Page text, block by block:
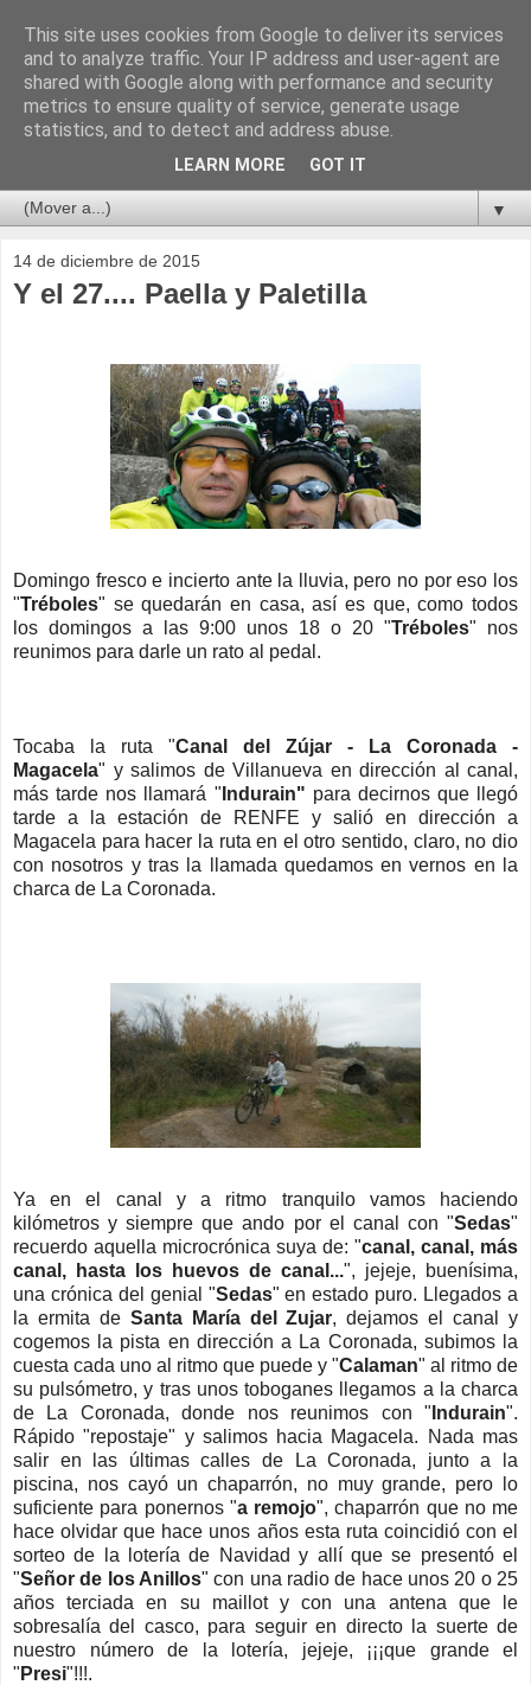
▼
14 de diciembre de 2015
Y el 27.... Paella y Paletilla
Domingo fresco e incierto ante la lluvia, pero no por eso los
"Tréboles" se quedarán en casa, así es que, como todos
los domingos a las 9:00 unos 18 o 20 "Tréboles" nos
reunimos para darle un rato al pedal.
Tocaba la ruta "Canal del Zújar - La Coronada -
Magacela" y salimos de Villanueva en dirección al canal,
más tarde nos llamará " Indurain" para decirnos que llegó
tarde a la estación de RENFE y salió en dirección a
Magacela para hacer la ruta en el otro sentido, claro, no dio
con nosotros y tras la llamada quedamos en vernos en la
charca de La Coronada.
Ya en el canal y a ritmo tranquilo vamos haciendo
kilómetros y siempre que ando por el canal con "Sedas"
recuerdo aquella microcrónica suya de: "canal, canal, más
canal, hasta los huevos de canal...", jejeje, buenísima,
una crónica del genial "Sedas" en estado puro. Llegados a
la ermita de Santa María del Zujar, dejamos el canal y
cogemos la pista en dirección a La Coronada, subimos la
cuesta cada uno al ritmo que puede y "Calaman" al ritmo de
su pulsómetro, y tras unos toboganes llegamos a la charca
de La Coronada, donde nos reunimos con " Indurain".
Rápido "repostaje" y salimos hacia Magacela. Nada mas
salir en las últimas calles de La Coronada, junto a la
piscina, nos cayó un chaparrón, no muy grande, pero lo
suficiente para ponernos "a remojo", chaparrón que no me
hace olvidar que hace unos años esta ruta coincidió con el
sorteo de la lotería de Navidad y allí que se presentó el
"Señor de los Anillos" con una radio de hace unos 20 o 25
años terciada en su maillot y con una antena que le
sobresalía del casco, para seguir en directo la suerte de
nuestro número de la lotería, jejeje, ¡¡¡que grande el
" Presi"!!!.
This site uses cookies from Google to deliver its services
and to analyze traffic. Your IP address and user-agent are
shared with Google along with performance and security
metrics to ensure quality of service, generate usage
statistics, and to detect and address abuse.
LEARN MORE GOT IT